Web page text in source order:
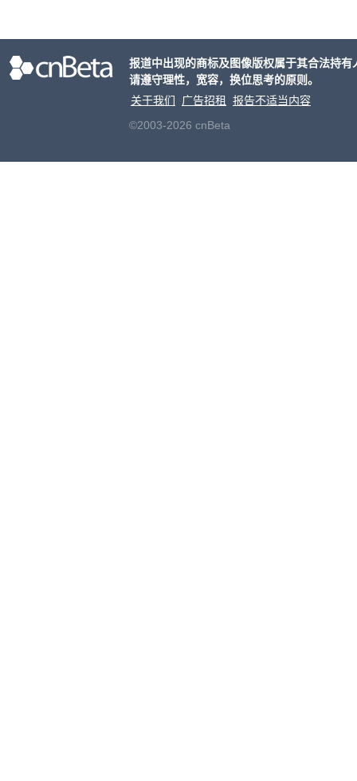
片的
报道中出现的商标及图像版权属于其合法持
请遵守理性，宽容，换位思考的原则。
关于我们
广告招租
报告不适当内容
©2003-2026 cnBeta